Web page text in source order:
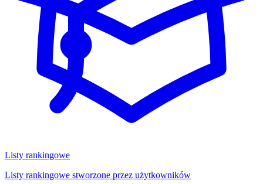
Listy rankingowe
Listy rankingowe stworzone przez użytkowników